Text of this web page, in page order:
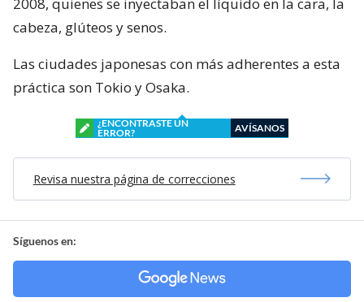
cabeza, glúteos y senos.
Las ciudades japonesas con más adherentes a esta
práctica son Tokio y Osaka.
¿ENCONTRASTE UN
ERROR?
AVÍSANOS
Revisa nuestra página de correcciones
Síguenos en: